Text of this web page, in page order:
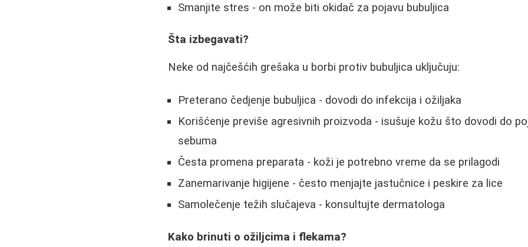
Smanjite stres - on može biti okidač za pojavu bubuljica
Šta izbegavati?
Neke od najčešćih grešaka u borbi protiv bubuljica uključuju:
Preterano čedjenje bubuljica - dovodi do infekcija i ožiljaka
Korišćenje previše agresivnih proizvoda - isušuje kožu što dovodi do
sebuma
Česta promena preparata - koži je potrebno vreme da se prilagodi
Zanemarivanje higijene - često menjajte jastučnice i peskire za lice
Samolečenje težih slučajeva - konsultujte dermatologa
Kako brinuti o ožiljcima i flekama?